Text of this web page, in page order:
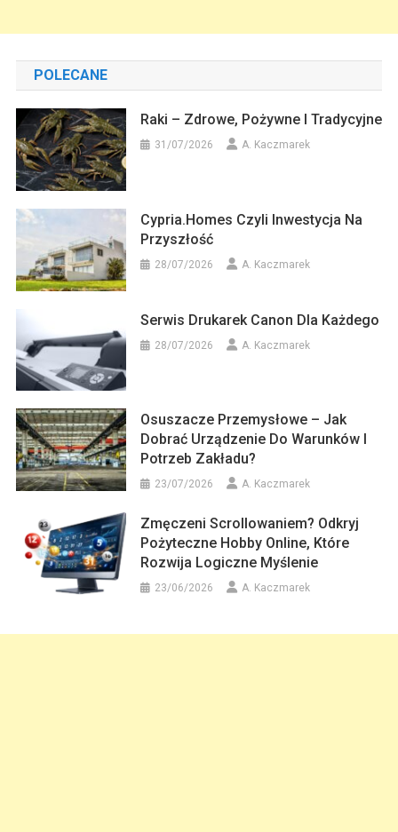
POLECANE
Raki – Zdrowe, Pożywne I Tradycyjne
31/07/2026 A. Kaczmarek
Cypria.homes Czyli Inwestycja Na
Przyszłość
28/07/2026 A. Kaczmarek
Serwis Drukarek Canon Dla Każdego
28/07/2026 A. Kaczmarek
Osuszacze Przemysłowe – Jak
Dobrać Urządzenie Do Warunków I
Potrzeb Zakładu?
23/07/2026 A. Kaczmarek
Zmęczeni Scrollowaniem? Odkryj
Pożyteczne Hobby Online, Które
Rozwija Logiczne Myślenie
23/06/2026 A. Kaczmarek